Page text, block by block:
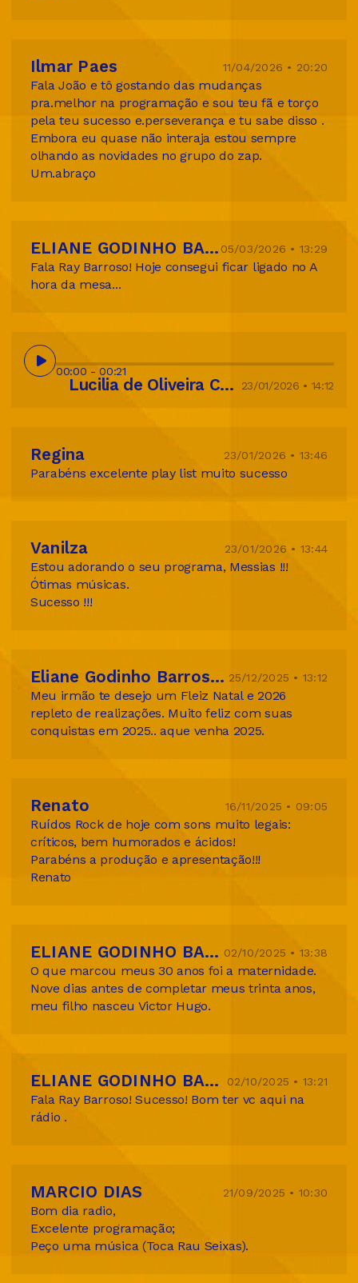
Ilmar Paes 11/04/2026 • 20:20
Fala João e tô gostando das mudanças
pra.melhor na programação e sou teu fã e torço
pela teu sucesso e.perseverança e tu sabe disso .
Embora eu quase não interaja estou sempre
olhando as novidades no grupo do zap.
Um.abraço
ELIANE GODINHO BARROSO TIBURCIO 05/03/2026 • 13:29
Fala Ray Barroso! Hoje consegui ficar ligado no A
hora da mesa...
00:00 - 00:21
Lucilia de Oliveira Chaves 23/01/2026 • 14:12
Regina 23/01/2026 • 13:46
Parabéns excelente play list muito sucesso
Vanilza 23/01/2026 • 13:44
Estou adorando o seu programa, Messias !!!
Ótimas músicas.
Sucesso !!!
Eliane Godinho Barroso Tiburcio 25/12/2025 • 13:12
Meu irmão te desejo um Fleiz Natal e 2026
repleto de realizações. Muito feliz com suas
conquistas em 2025.. aque venha 2025.
Renato 16/11/2025 • 09:05
Ruídos Rock de hoje com sons muito legais:
críticos, bem humorados e ácidos!
Parabéns a produção e apresentação!!!
Renato
ELIANE GODINHO BARROSO TIBURCIO 02/10/2025 • 13:38
O que marcou meus 30 anos foi a maternidade.
Nove dias antes de completar meus trinta anos,
meu filho nasceu Victor Hugo.
ELIANE GODINHO BARROSO TIBURCIO 02/10/2025 • 13:21
Fala Ray Barroso! Sucesso! Bom ter vc aqui na
rádio .
MARCIO DIAS 21/09/2025 • 10:30
Bom dia radio,
Excelente programação;
Peço uma música (Toca Rau Seixas).